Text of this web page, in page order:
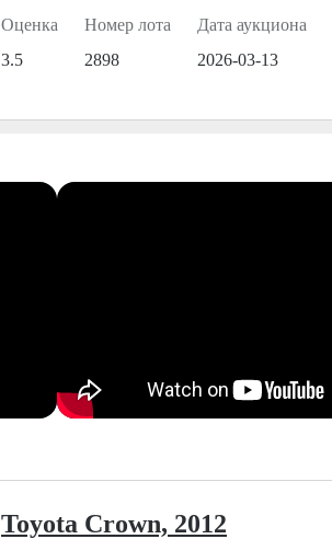
Оценка
3.5
Номер лота
2898
Дата аукциона
2026-03-13
Toyota Crown, 2012